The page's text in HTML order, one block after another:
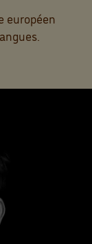
européen